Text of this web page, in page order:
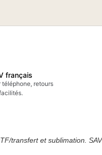
français
téléphone, retours
transfert et sublimation.